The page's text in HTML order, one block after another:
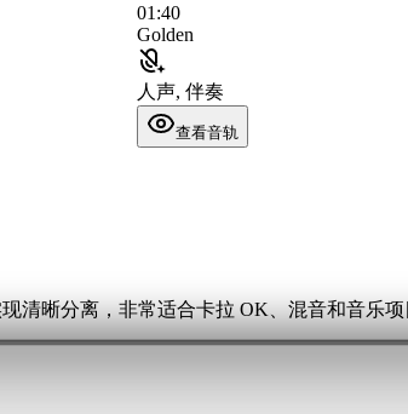
01:40
Golden
人声, 伴奏
查看音轨
清晰分离，非常适合卡拉 OK、混音和音乐